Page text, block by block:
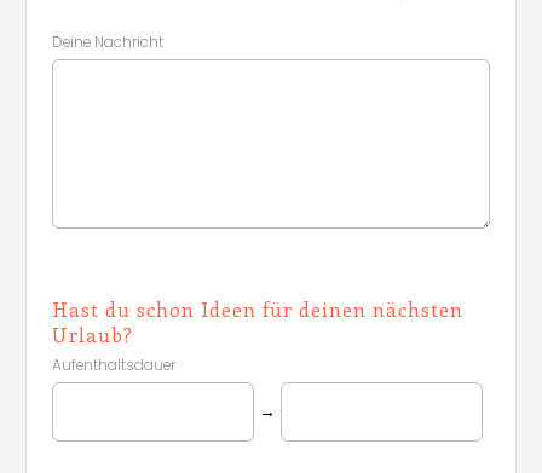
Deine Nachricht
Hast du schon Ideen für deinen nächsten
Urlaub?
Aufenthaltsdauer
→